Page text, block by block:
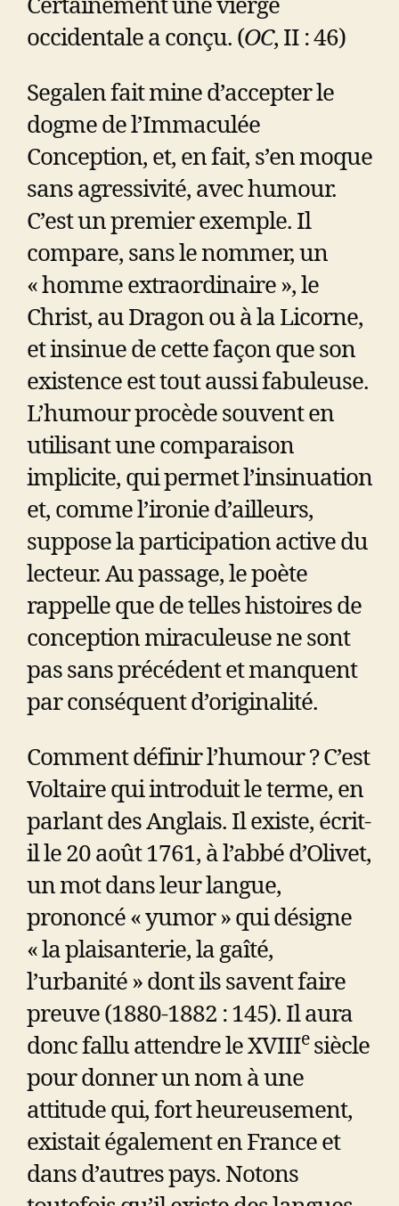
Certainement une vierge
occidentale a conçu. (OC, II : 46)
Segalen fait mine d’accepter le
dogme de l’Immaculée
Conception, et, en fait, s’en moque
sans agressivité, avec humour.
C’est un premier exemple. Il
compare, sans le nommer, un
« homme extraordinaire », le
Christ, au Dragon ou à la Licorne,
et insinue de cette façon que son
existence est tout aussi fabuleuse.
L’humour procède souvent en
utilisant une comparaison
implicite, qui permet l’insinuation
et, comme l’ironie d’ailleurs,
suppose la participation active du
lecteur. Au passage, le poète
rappelle que de telles histoires de
conception miraculeuse ne sont
pas sans précédent et manquent
par conséquent d’originalité.
Comment définir l’humour ? C’est
Voltaire qui introduit le terme, en
parlant des Anglais. Il existe, écrit-
il le 20 août 1761, à l’abbé d’Olivet,
un mot dans leur langue,
prononcé « yumor » qui désigne
« la plaisanterie, la gaîté,
l’urbanité » dont ils savent faire
preuve (1880-1882 : 145). Il aura
donc fallu attendre le XVIIIesiècle
pour donner un nom à une
attitude qui, fort heureusement,
existait également en France et
dans d’autres pays. Notons